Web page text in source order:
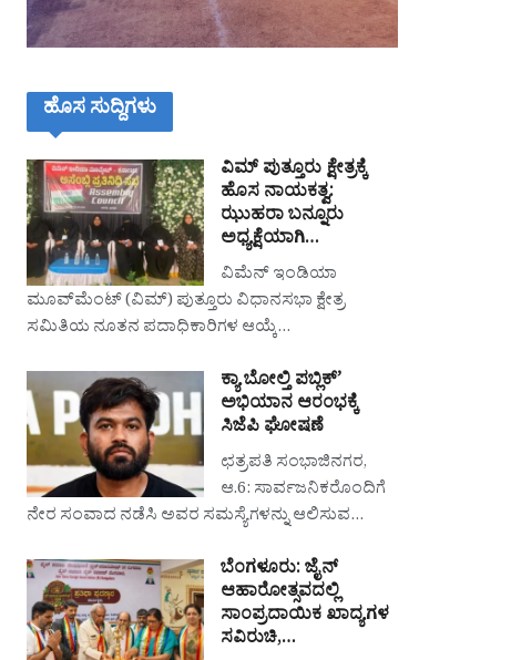
ಹೊಸ ಸುದ್ದಿಗಳು
ವಿಮ್ ಪುತ್ತೂರು ಕ್ಷೇತ್ರಕ್ಕೆ
ಹೊಸ ನಾಯಕತ್ವ:
ಝುಹರಾ ಬನ್ನೂರು
ಅಧ್ಯಕ್ಷೆಯಾಗಿ…
ವಿಮೆನ್ ಇಂಡಿಯಾ
ಮೂವ್‌ಮೆಂಟ್ (ವಿಮ್) ಪುತ್ತೂರು ವಿಧಾನಸಭಾ ಕ್ಷೇತ್ರ
ಸಮಿತಿಯ ನೂತನ ಪದಾಧಿಕಾರಿಗಳ ಆಯ್ಕೆ…
ಕ್ಯಾ ಬೋಲ್ತಿ ಪಬ್ಲಿಕ್’
ಅಭಿಯಾನ ಆರಂಭಕ್ಕೆ
ಸಿಜೆಪಿ ಘೋಷಣೆ
ಛತ್ರಪತಿ ಸಂಭಾಜಿನಗರ,
ಆ.6: ಸಾರ್ವಜನಿಕರೊಂದಿಗೆ
ನೇರ ಸಂವಾದ ನಡೆಸಿ ಅವರ ಸಮಸ್ಯೆಗಳನ್ನು ಆಲಿಸುವ…
ಬೆಂಗಳೂರು: ಜೈನ್
ಆಹಾರೋತ್ಸವದಲ್ಲಿ
ಸಾಂಪ್ರದಾಯಿಕ ಖಾದ್ಯಗಳ
ಸವಿರುಚಿ,…